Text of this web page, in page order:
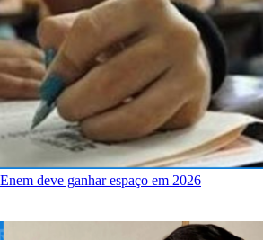
deve ganhar espaço em 2026